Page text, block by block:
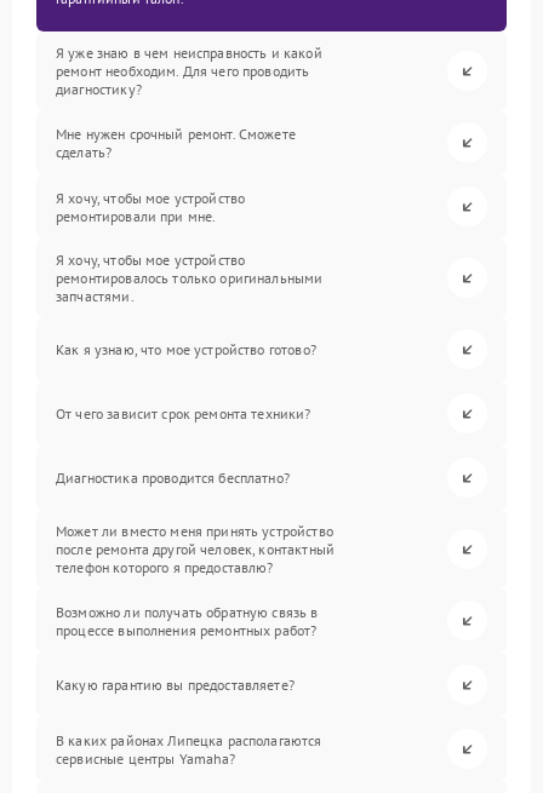
Я уже знаю в чем неисправность и какой
ремонт необходим. Для чего проводить
диагностику?
Мне нужен срочный ремонт. Сможете
сделать?
Я хочу, чтобы мое устройство
ремонтировали при мне.
Я хочу, чтобы мое устройство
ремонтировалось только оригинальными
запчастями.
Как я узнаю, что мое устройство готово?
От чего зависит срок ремонта техники?
Диагностика проводится бесплатно?
Может ли вместо меня принять устройство
после ремонта другой человек, контактный
телефон которого я предоставлю?
Возможно ли получать обратную связь в
процессе выполнения ремонтных работ?
Какую гарантию вы предоставляете?
В каких районах Липецка располагаются
сервисные центры Yamaha?